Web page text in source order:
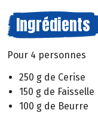
Ingrédients
Pour 4 personnes
250 g de Cerise
150 g de Faisselle
100 g de Beurre